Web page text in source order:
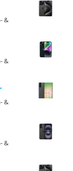
&
&
&
&